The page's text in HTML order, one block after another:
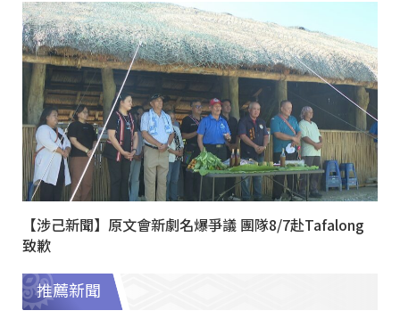
【涉己新聞】原文會新劇名爆爭議 團隊8/7赴Tafalong
致歉
推薦新聞